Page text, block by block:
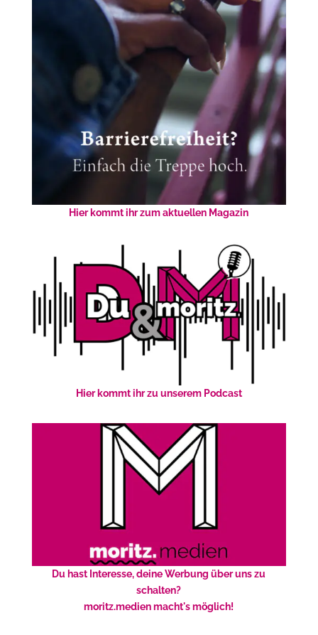
Hier kommt ihr zum aktuellen Magazin
Hier kommt ihr zu unserem Podcast
Du hast Interesse, deine Werbung über uns zu
schalten?
moritz.medien macht's möglich!